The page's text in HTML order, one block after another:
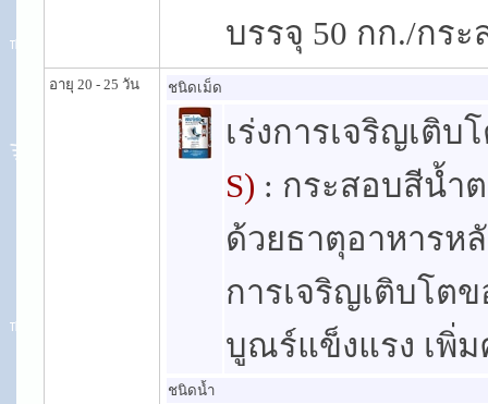
บรรจุ 50 กก./กระ
อายุ 20 - 25 วัน ชนิดเม็ด
เร่งการเจริญเติบ
S) : กระสอบสีน้ำต
ด้วยธาตุอาหารห
การเจริญเติบโต
บูณร์แข็งแรง เพิ่ม
ชนิดน้ำ